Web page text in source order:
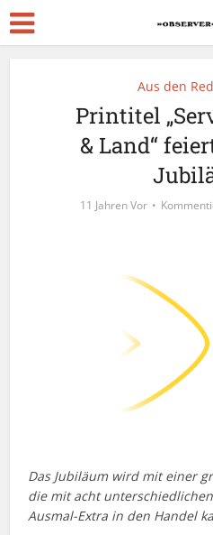
Aus den
Printitel
& Land“
11 Jahren Vor
Das Jubiläum wird mit einer
die mit acht
Ausmal-Extra in den Handel